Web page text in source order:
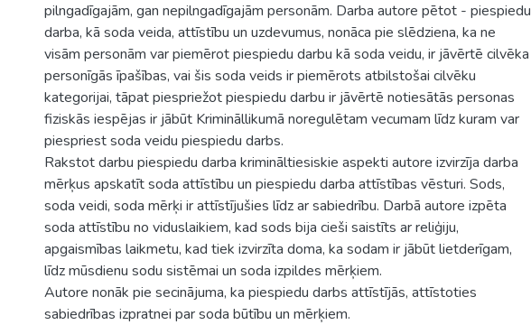
pilngadīgajām, gan nepilngadīgajām personām. Darba autore pētot - piespiedu
darba, kā soda veida, attīstību un uzdevumus, nonāca pie slēdziena, ka ne
visām personām var piemērot piespiedu darbu kā soda veidu, ir jāvērtē cilvēka
personīgās īpašības, vai šis soda veids ir piemērots atbilstošai cilvēku
kategorijai, tāpat piespriežot piespiedu darbu ir jāvērtē notiesātās personas
fiziskās iespējas ir jābūt Krimināllikumā noregulētam vecumam līdz kuram var
piespriest soda veidu piespiedu darbs.
Rakstot darbu piespiedu darba krimināltiesiskie aspekti autore izvirzīja darba
mērķus apskatīt soda attīstību un piespiedu darba attīstības vēsturi. Sods,
soda veidi, soda mērķi ir attīstījušies līdz ar sabiedrību. Darbā autore izpēta
soda attīstību no viduslaikiem, kad sods bija cieši saistīts ar reliģiju,
apgaismības laikmetu, kad tiek izvirzīta doma, ka sodam ir jābūt lietderīgam,
līdz mūsdienu sodu sistēmai un soda izpildes mērķiem.
Autore nonāk pie secinājuma, ka piespiedu darbs attīstījās, attīstoties
sabiedrības izpratnei par soda būtību un mērķiem.